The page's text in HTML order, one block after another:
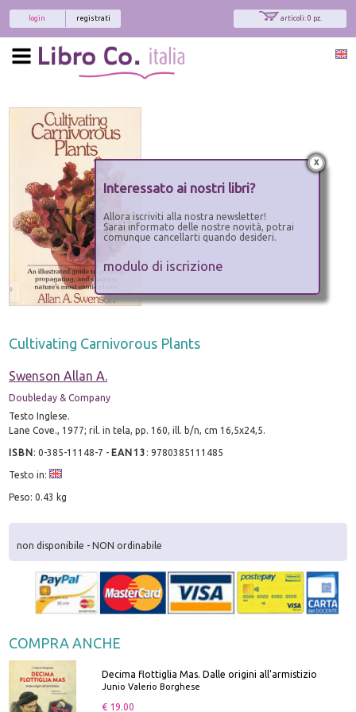
articoli: 0 pz.
registrati
login
Cultivating Carnivorous Plants
Swenson Allan A.
Doubleday & Company
Testo Inglese.
Lane Cove., 1977; ril. in tela, pp. 160, ill. b/n, cm 16,5x24,5.
ISBN:0-385-11148-7 - EAN13 :9780385111485
Testo in:
Peso: 0.43 kg
non disponibile - NON ordinabile
COMPRA ANCHE
Decima flottiglia Mas. Dalle origini all'armistizio
Junio Valerio Borghese
€ 19.00
x
Interessato ai nostri libri?
Allora iscriviti alla nostra newsletter!
Sarai informato delle nostre novità, potrai
comunque cancellarti quando desideri.
modulo di iscrizione